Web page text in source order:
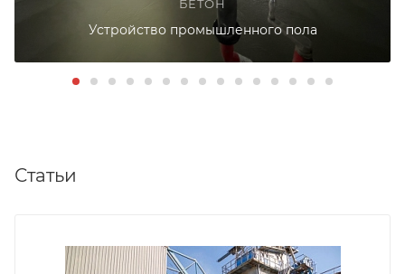
БЕТОН
Устройство промышленного пола
Статьи